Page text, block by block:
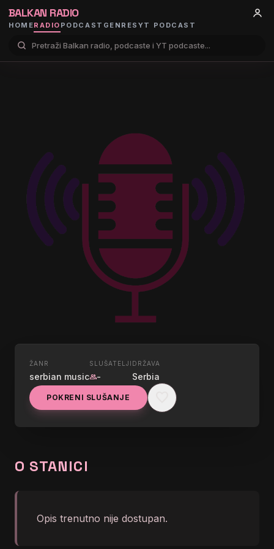
BALKAN RADIO
HOMERADIO PODCAST GENRES YT PODCAST
UŽIVO
NAXI RADIO
graphic_eq
ŽANR
serbian music
SLUŠATELJI
group-
DRŽAVA
Serbia
POKRENI SLUŠANJE
O STANICI
Opis trenutno nije dostupan.